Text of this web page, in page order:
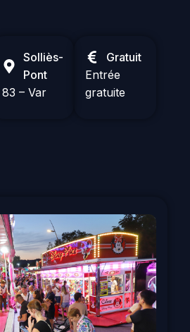
Solliès-
Pont
83 – Var
Gratuit
Entrée
gratuite